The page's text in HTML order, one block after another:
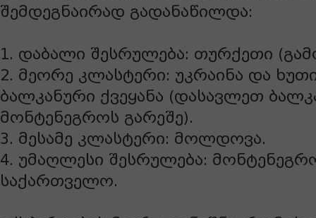
შემდეგნაირად გადანაწილდა:
1. დაბალი შესრულება: თურქეთი
2. მეორე კლასტერი: უკრაინა და
ბალკანური ქვეყანა (დასავლეთ
მონტენეგროს გარეშე).
3. მესამე კლასტერი: მოლდოვა.
4. უმაღლესი შესრულება:
საქართველო.